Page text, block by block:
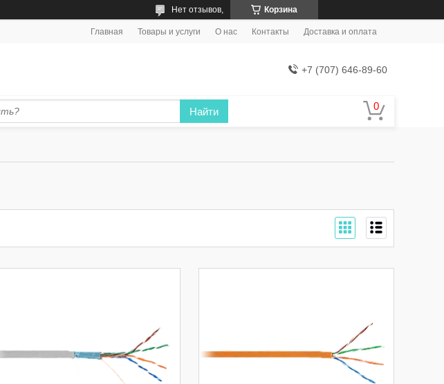
Корзина
Нет отзывов,
Главная Товары и услуги О нас Контакты Доставка и оплата
+7 (707) 646-89-60
Найти